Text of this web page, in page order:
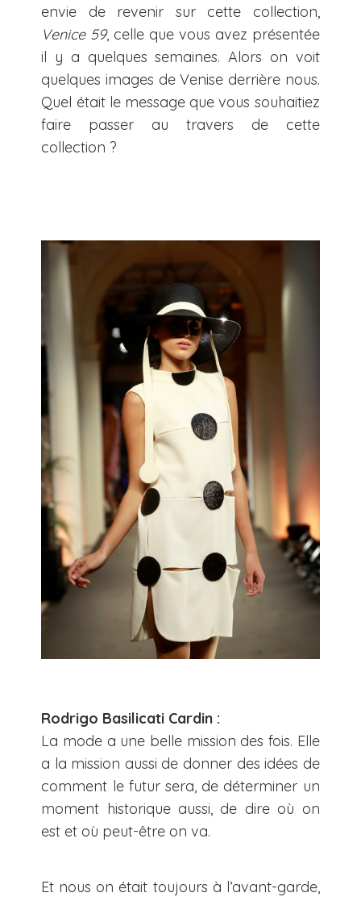
envie de revenir sur cette collection,
Venice 59, celle que vous avez présentée
il y a quelques semaines. Alors on voit
quelques images de Venise derrière nous.
Quel était le message que vous souhaitiez
faire passer au travers de cette
collection ?
Rodrigo Basilicati Cardin :
La mode a une belle mission des fois. Elle
a la mission aussi de donner des idées de
comment le futur sera, de déterminer un
moment historique aussi, de dire où on
est et où peut-être on va.
Et nous on était toujours à l’avant-garde,